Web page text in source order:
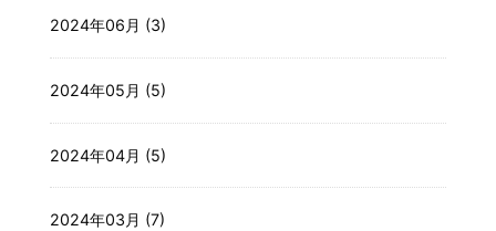
2024年06月 (3)
2024年05月 (5)
2024年04月 (5)
2024年03月 (7)